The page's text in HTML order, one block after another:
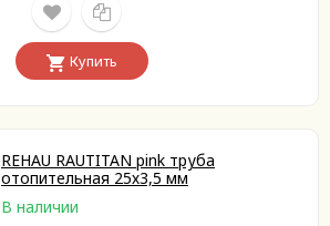
Купить
REHAU RAUTITAN pink труба
отопительная 25х3,5 мм
В наличии